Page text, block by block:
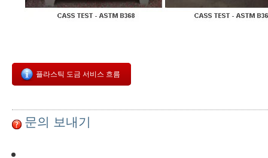
플라스틱 도금 서비스 흐름
문의 보내기